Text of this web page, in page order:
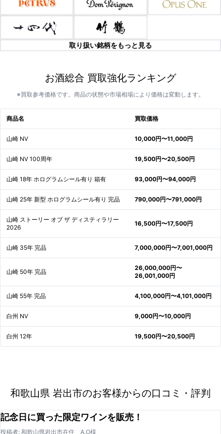
取り扱い銘柄をもっと見る
お酒総合 買取強化ランキング
※買取参考価格です。商品の状態や市場相場により価格は変動します。
商品名 買取価格
山崎 NV 10,000円〜11,000円
山崎 NV 100周年 19,500円〜20,500円
山崎 18年 ホログラムシール有り 箱有 93,000円〜94,000円
山崎 25年 新型 ホログラムシール有り 完品 790,000円〜791,000円
山崎 ストーリー オブ ザ ディスティラリー
2026
16,500円〜17,500円
山崎 35年 完品 7,000,000円〜7,001,000円
山崎 50年 完品
26,000,000円〜
26,001,000円
山崎 55年 完品 4,100,000円〜4,101,000円
白州 NV 9,000円〜10,000円
白州 12年 19,500円〜20,500円
和歌山県 岩出市のお客様からの口コミ・評判
記念日に買った限定ワインを販売！
投稿者: 和歌山県岩出市在住 A.O様